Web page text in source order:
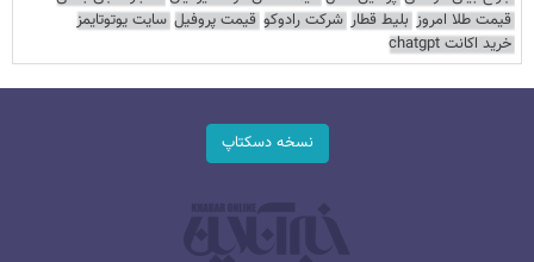
قیمت طلا امروز بلیط قطار شرکت رادوکو قیمت پروفیل سایت یوتوتایمز
خرید اکانت chatgpt
نسخه دسکتاپ